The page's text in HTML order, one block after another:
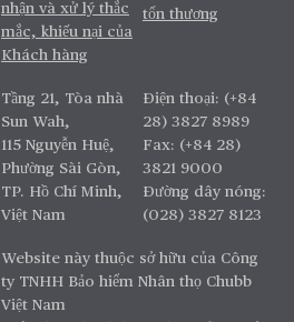
nhận và xử lý thắc
mắc, khiếu nại của
Khách hàng
tổn thương
Tầng 21, Tòa nhà
Sun Wah,
115 Nguyễn Huệ,
Phường Sài Gòn,
TP. Hồ Chí Minh,
Việt Nam
Điện thoại: (+84
28) 3827 8989
Fax: (+84 28)
3821 9000
Đường dây nóng:
(028) 3827 8123
Website này thuộc sở hữu của Công
ty TNHH Bảo hiểm Nhân thọ Chubb
Việt Nam